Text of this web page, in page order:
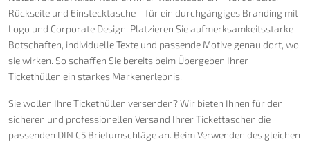
Rückseite und Einstecktasche – für ein durchgängiges Branding mit
Logo und Corporate Design. Platzieren Sie aufmerksamkeitsstarke
Botschaften, individuelle Texte und passende Motive genau dort, wo
sie wirken. So schaffen Sie bereits beim Übergeben Ihrer
Tickethüllen ein starkes Markenerlebnis.
Sie wollen Ihre Tickethüllen versenden? Wir bieten Ihnen für den
sicheren und professionellen Versand Ihrer Tickettaschen die
passenden DIN C5 Briefumschläge an. Beim Verwenden des gleichen